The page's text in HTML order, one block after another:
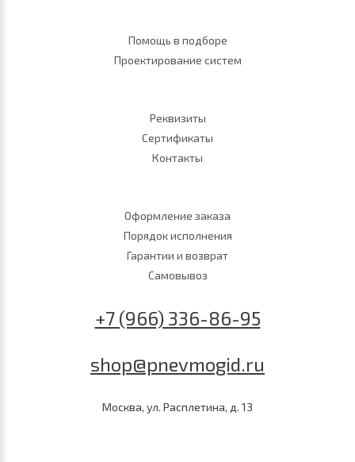
Помощь в подборе
Проектирование систем
Реквизиты
Сертификаты
Контакты
Оформление заказа
Порядок исполнения
Гарантии и возврат
Самовывоз
+7 (966) 336-86-95
shop@pnevmogid.ru
Москва, ул. Расплетина, д. 13